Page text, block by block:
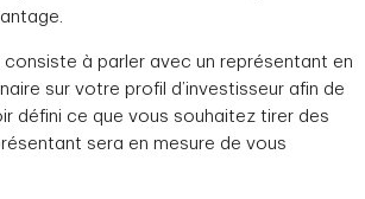
à parler avec un représentant en
sur votre profil d’investisseur afin de
défini ce que vous souhaitez tirer des
sera en mesure de vous